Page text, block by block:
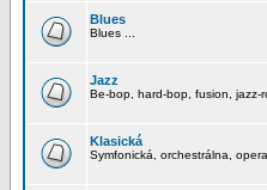
Blues
Blues ...
Jazz
Be-bop, hard-bop, fusion, jazz-
Klasická
Symfonická, orchestrálna,